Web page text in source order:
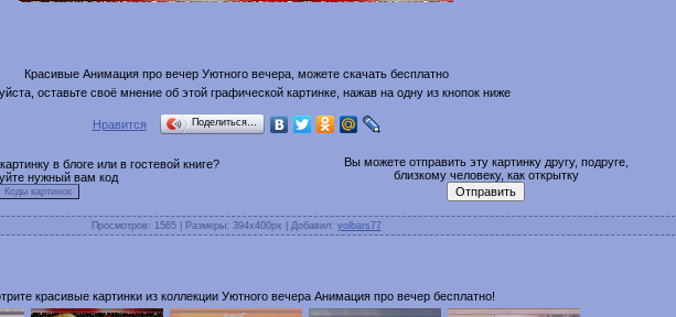
Красивые Анимация про вечер Уютного вечера, можете скачать бесплатно
оставьте своё мнение об этой графической картинке, нажав на одну из кнопок ниже
Нравится Поделиться…
в блоге или в гостевой книге?
нужный вам код
Вы можете отправить эту картинку другу, подруге,
близкому человеку, как открытку
Просмотров: 1565 | Размеры: 394x400px | Добавил: yolbars77
красивые картинки из коллекции Уютного вечера Анимация про вечер бесплатно!